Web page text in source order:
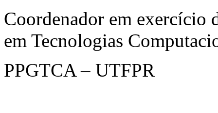
Coordenador em exercício
em Tecnologias
PPGTCA – UTFPR